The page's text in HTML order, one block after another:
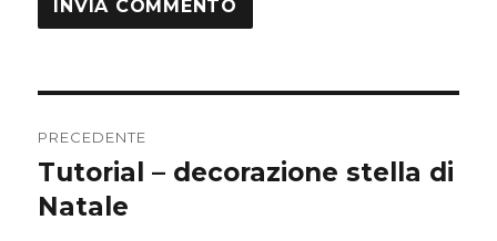
articoli
PRECEDENTE
Articolo
precedente:
Tutorial – decorazione stella di
Natale